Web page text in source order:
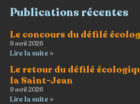
Publications récentes
Le concours du défilé
9 avril 2026
Lire la suite »
Le retour du défilé
la Saint-Jean
9 avril 2026
Lire la suite »